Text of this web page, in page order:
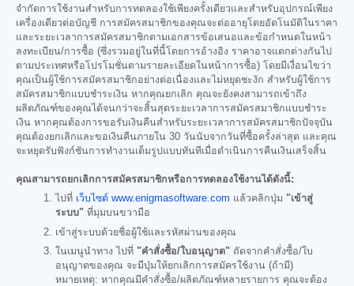
จำกัดการใช้งานสำหรับการทดลองใช้เพียงครั้งเดียวและสำหรับอุปกรณ์เพียง
เครื่องเดียวต่อบัญชี การสมัครสมาชิกของคุณจะต่ออายุโดยอัตโนมัติในราคา
และระยะเวลาการสมัครสมาชิกตามเอกสารข้อเสนอและข้อกำหนดในหน้า
ลงทะเบียน/การซื้อ (ซึ่งรวมอยู่ในที่นี้โดยการอ้างอิง ราคาอาจแตกต่างกันไป
ตามประเทศหรือโปรโมชั่นตามรายละเอียดในหน้าการซื้อ) โดยมีเงื่อนไขว่า
คุณเป็นผู้ใช้การสมัครสมาชิกอย่างต่อเนื่องและไม่หยุดชะงัก สำหรับผู้ใช้การ
สมัครสมาชิกแบบชำระเงิน หากคุณยกเลิก คุณจะยังคงสามารถเข้าถึง
ผลิตภัณฑ์ของคุณได้จนกว่าจะสิ้นสุดระยะเวลาการสมัครสมาชิกแบบชำระ
เงิน หากคุณต้องการขอรับเงินคืนสำหรับระยะเวลาการสมัครสมาชิกปัจจุบัน
คุณต้องยกเลิกและขอเงินคืนภายใน 30 วันนับจากวันที่ซื้อครั้งล่าสุด และคุณ
จะหยุดรับฟังก์ชันการทำงานเต็มรูปแบบทันทีเมื่อดำเนินการคืนเงินเสร็จสิ้น
คุณสามารถยกเลิกการสมัครสมาชิกหรือการทดลองใช้งานได้ดังนี้:
ไปที่ เว็บไซต์ www.enigmasoftware.com แล้วคลิกปุ่ม "เข้าสู่
ระบบ" ที่มุมบนขวามือ
เข้าสู่ระบบด้วยชื่อผู้ใช้และรหัสผ่านของคุณ
ในเมนูนำทาง ไปที่ "คำสั่งซื้อ/ใบอนุญาต" ถัดจากคำสั่งซื้อ/ใบ
อนุญาตของคุณ จะมีปุ่มให้ยกเลิกการสมัครใช้งาน (ถ้ามี)
หมายเหตุ: หากคุณมีคำสั่งซื้อ/ผลิตภัณฑ์หลายรายการ คุณจะต้อง